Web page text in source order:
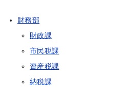
財務部
財政課
市民税課
資産税課
納税課